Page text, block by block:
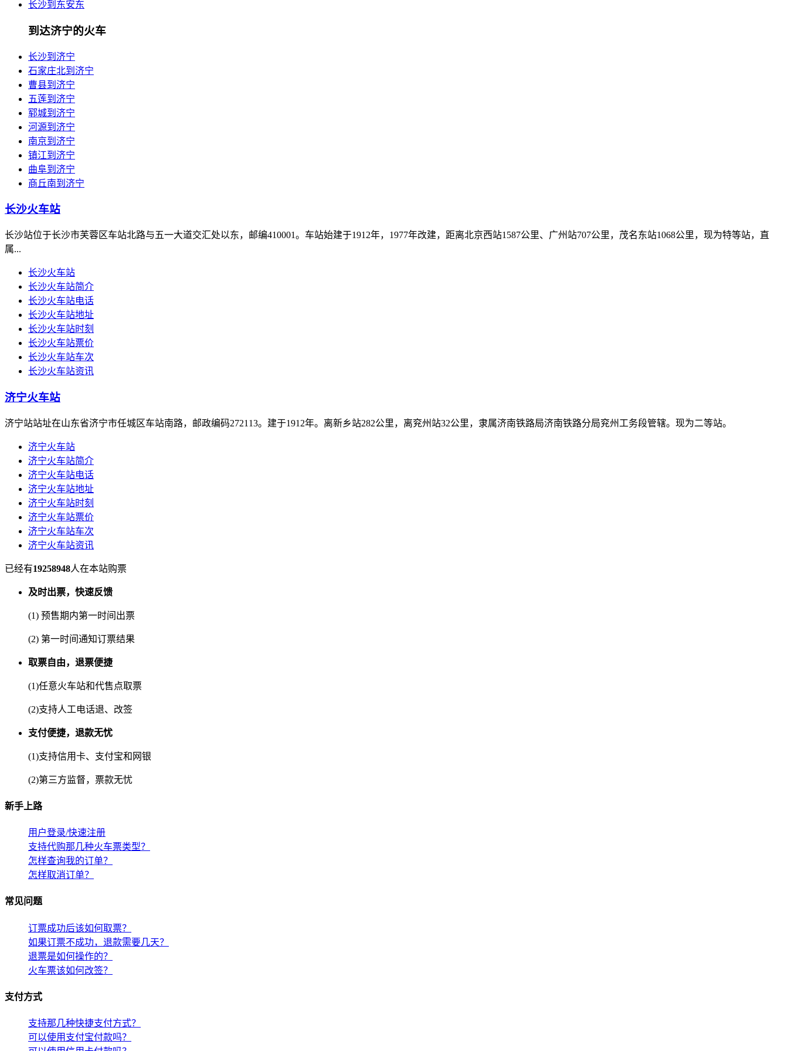
长沙到东安东
到达济宁的火车
长沙到济宁
石家庄北到济宁
曹县到济宁
五莲到济宁
郓城到济宁
河源到济宁
南京到济宁
镇江到济宁
曲阜到济宁
商丘南到济宁
长沙火车站
长沙站位于长沙市芙蓉区车站北路与五一大道交汇处以东，邮编410001。车站始建于1912年，1977年改建，距离北京西站1587公里、广州站707公里，茂名东站1068公里，现为特等站，直
属...
长沙火车站
长沙火车站简介
长沙火车站电话
长沙火车站地址
长沙火车站时刻
长沙火车站票价
长沙火车站车次
长沙火车站资讯
济宁火车站
济宁站站址在山东省济宁市任城区车站南路，邮政编码272113。建于1912年。离新乡站282公里，离兖州站32公里，隶属济南铁路局济南铁路分局兖州工务段管辖。现为二等站。
济宁火车站
济宁火车站简介
济宁火车站电话
济宁火车站地址
济宁火车站时刻
济宁火车站票价
济宁火车站车次
济宁火车站资讯
已经有19258948人在本站购票
及时出票，快速反馈
(1) 预售期内第一时间出票
(2) 第一时间通知订票结果
取票自由，退票便捷
(1)任意火车站和代售点取票
(2)支持人工电话退、改签
支付便捷，退款无忧
(1)支持信用卡、支付宝和网银
(2)第三方监督，票款无忧
新手上路
用户登录/快速注册
支持代购那几种火车票类型？
怎样查询我的订单？
怎样取消订单？
常见问题
订票成功后该如何取票？
如果订票不成功，退款需要几天？
退票是如何操作的？
火车票该如何改签？
支付方式
支持那几种快捷支付方式？
可以使用支付宝付款吗？